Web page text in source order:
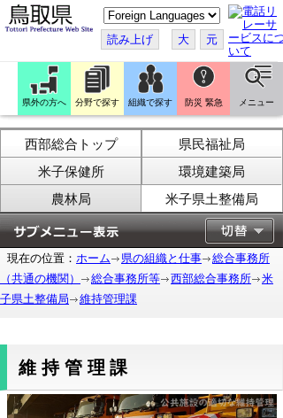
こ
の
ペ
ー
ジ
翻
訳
す
る
読み上げ 大 元
県外の方へ 分野で探す 組織で探す 防災 緊急 メニュー
西部総合トップ
県民福祉局
米子保健所
環境建築局
農林局
米子県土整備局
現在の位置： ホーム 県の組織と仕事
総合事務所
（共通の機関）
総合事務所等 西部総合事務所
米
子県土整備局
維持管理課
維持管理課